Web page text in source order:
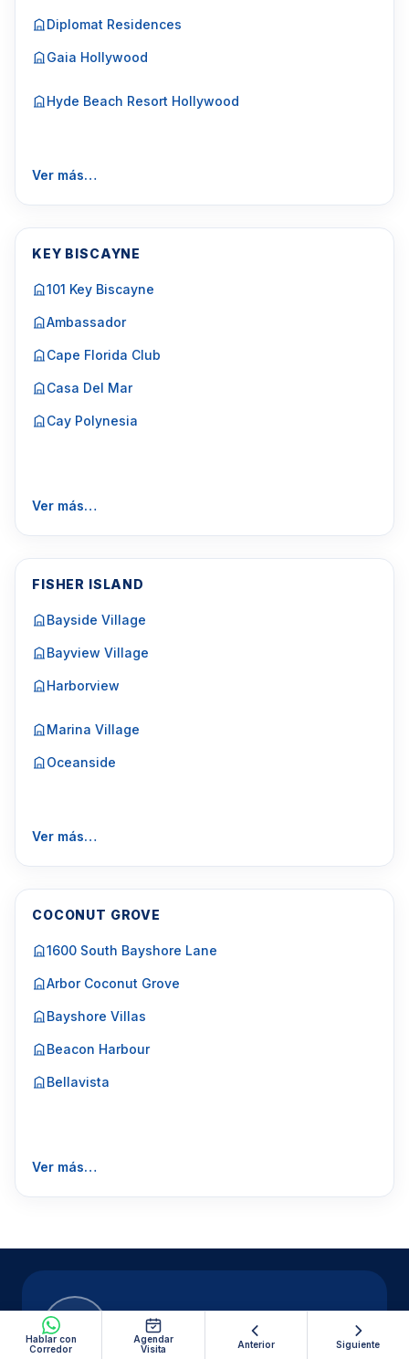
Hablar con
Corredor
Agendar
Visita
Anterior Siguiente
Diplomat Residences
Gaia Hollywood
Hyde Beach Resort Hollywood
Ver más…
KEY BISCAYNE
101 Key Biscayne
Ambassador
Cape Florida Club
Casa Del Mar
Cay Polynesia
Ver más…
FISHER ISLAND
Bayside Village
Bayview Village
Harborview
Marina Village
Oceanside
Ver más…
COCONUT GROVE
1600 South Bayshore Lane
Arbor Coconut Grove
Bayshore Villas
Beacon Harbour
Bellavista
Ver más…